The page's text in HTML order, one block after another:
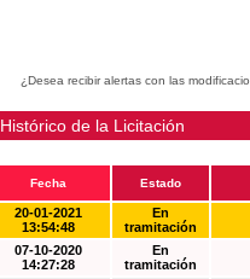
¿Desea recibir alertas con las
Histórico de la Licitación
Fecha Estado
20-01-2021
13:54:48
En
tramitación
07-10-2020
14:27:28
En
tramitación